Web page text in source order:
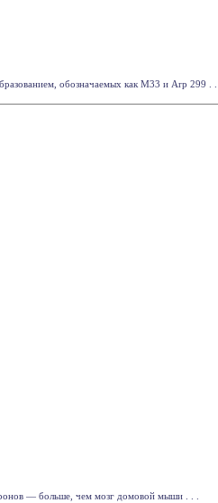
обозначаемых как M33 и Arp 299 . . .
— больше, чем мозг домовой мыши . . .